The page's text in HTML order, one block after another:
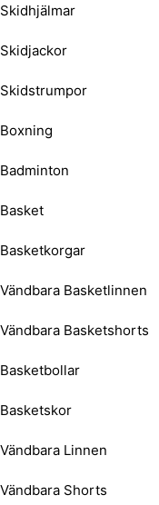
Skidhjälmar
Skidjackor
Skidstrumpor
Boxning
Badminton
Basket
Basketkorgar
Vändbara Basketlinnen
Vändbara Basketshorts
Basketbollar
Basketskor
Vändbara Linnen
Vändbara Shorts